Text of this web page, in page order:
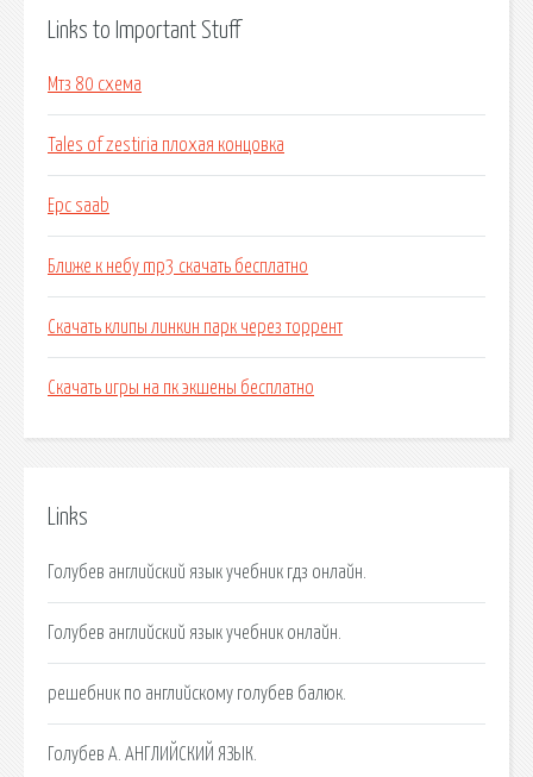
Links to Important Stuff
Мтз 80 схема
Tales of zestiria плохая концовка
Epc saab
Ближе к небу mp3 скачать бесплатно
Скачать клипы линкин парк через торрент
Скачать игры на пк экшены бесплатно
Links
Голубев английский язык учебник гдз онлайн.
Голубев английский язык учебник онлайн.
решебник по английскому голубев балюк.
Голубев А. АНГЛИЙСКИЙ ЯЗЫК.